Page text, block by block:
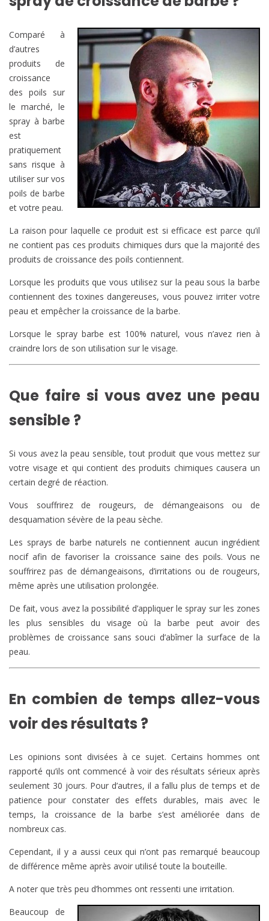
Comparé à
d’autres
produits de
croissance
des poils sur
le marché, le
spray à barbe
est
pratiquement
sans risque à
utiliser sur vos
poils de barbe
et votre peau.
La raison pour laquelle ce produit est si efficace est parce qu’il
ne contient pas ces produits chimiques durs que la majorité des
produits de croissance des poils contiennent.
Lorsque les produits que vous utilisez sur la peau sous la barbe
contiennent des toxines dangereuses, vous pouvez irriter votre
peau et empêcher la croissance de la barbe.
Lorsque le spray barbe est 100% naturel, vous n’avez rien à
craindre lors de son utilisation sur le visage.
Que faire si vous avez une peau
sensible ?
Si vous avez la peau sensible, tout produit que vous mettez sur
votre visage et qui contient des produits chimiques causera un
certain degré de réaction.
Vous souffrirez de rougeurs, de démangeaisons ou de
desquamation sévère de la peau sèche.
Les sprays de barbe naturels ne contiennent aucun ingrédient
nocif afin de favoriser la croissance saine des poils. Vous ne
souffrirez pas de démangeaisons, d’irritations ou de rougeurs,
même après une utilisation prolongée.
De fait, vous avez la possibilité d’appliquer le spray sur les zones
les plus sensibles du visage où la barbe peut avoir des
problèmes de croissance sans souci d’abîmer la surface de la
peau.
En combien de temps allez-vous
voir des résultats ?
Les opinions sont divisées à ce sujet. Certains hommes ont
rapporté qu’ils ont commencé à voir des résultats sérieux après
seulement 30 jours. Pour d’autres, il a fallu plus de temps et de
patience pour constater des effets durables, mais avec le
temps, la croissance de la barbe s’est améliorée dans de
nombreux cas.
Cependant, il y a aussi ceux qui n’ont pas remarqué beaucoup
de différence même après avoir utilisé toute la bouteille.
A noter que très peu d’hommes ont ressenti une irritation.
Beaucoup de